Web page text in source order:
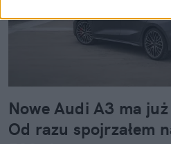
Nowe Audi A3 ma
Od razu spojrzałem